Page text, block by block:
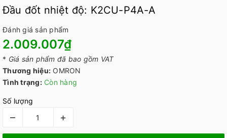
Đầu đốt nhiệt độ: K2CU-P4A-A
Đánh giá sản phẩm
2.009.007₫
* Giá sản phẩm đã bao gồm VAT
Thương hiệu: OMRON
Tình trạng: Còn hàng
Số lượng
– +